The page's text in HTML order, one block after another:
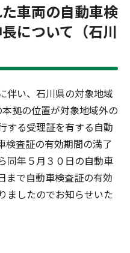
車両の自動車検
について（石川
伴い、石川県の対象地域
拠の位置が対象地域外の
する受理証を有する自動
検査証の有効期間の満了
同年５月３０日の自動車
まで自動車検査証の有効
ましたのでお知らせいた